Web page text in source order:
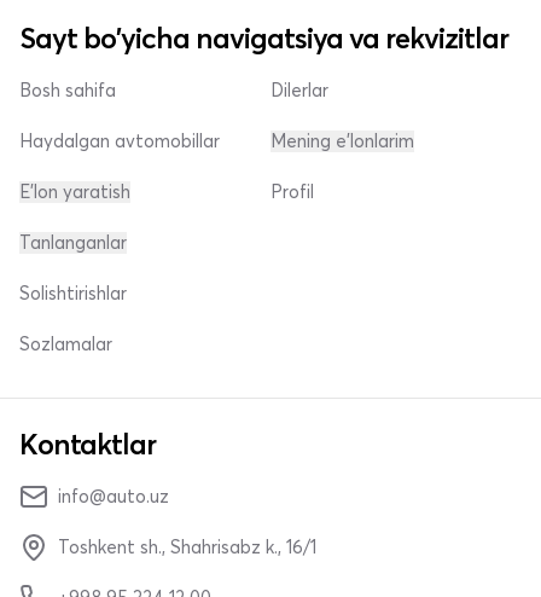
Sayt bo'yicha navigatsiya va rekvizitlar
Bosh sahifa
Haydalgan avtomobillar
E'lon yaratish
Dilerlar
Mening e'lonlarim
Profil
Tanlanganlar
Solishtirishlar
Sozlamalar
Kontaktlar
info@auto.uz
Toshkent sh., Shahrisabz k., 16/1